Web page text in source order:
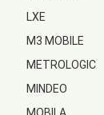
LXE
M3 MOBILE
METROLOGIC
MINDEO